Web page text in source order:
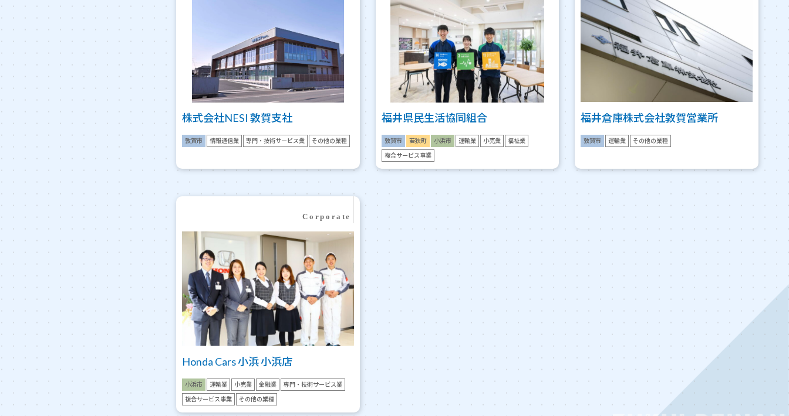
株式会社NESI 敦賀支社
敦賀市 情報通信業 専門・技術サービス業 その他の業種
福井県民生活協同組合
敦賀市 若狭町 小浜市 運輸業 小売業 福祉業
複合サービス事業
福井倉庫株式会社敦賀営業所
敦賀市 運輸業 その他の業種
Honda Cars 小浜 小浜店
小浜市 運輸業 小売業 金融業 専門・技術サービス業
複合サービス事業 その他の業種